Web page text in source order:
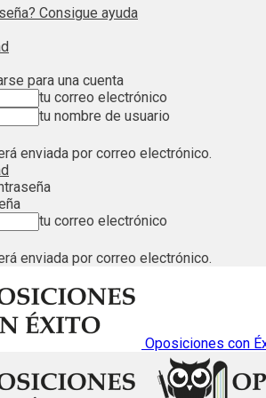
Consigue ayuda
para una cuenta
tu correo electrónico
tu nombre de usuario
enviada por correo electrónico.
tu correo electrónico
enviada por correo electrónico.
Oposiciones con